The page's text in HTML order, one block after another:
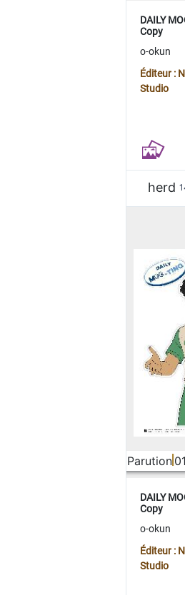
DAILY
Copy
o-okun
Éditeur :
Studio
herd
Parution
DAILY
Copy
o-okun
Éditeur :
Studio